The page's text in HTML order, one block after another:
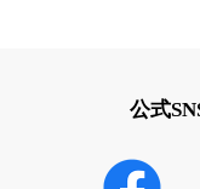
公式